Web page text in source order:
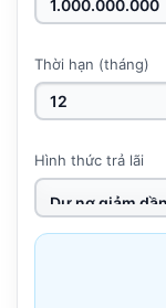
Thời hạn (tháng)
Hình thức trả lãi